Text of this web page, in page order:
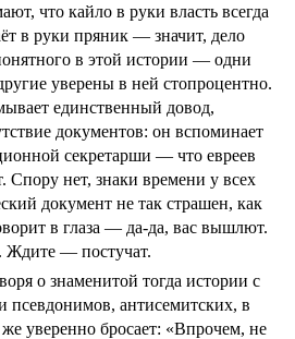
что кайло в руки власть всегда
в руки пряник — значит, дело
в этой истории — одни
уверены в ней стопроцентно.
единственный довод,
документов: он вспоминает
секретарши — что евреев
Спору нет, знаки времени у всех
документ не так страшен, как
в глаза — да-да, вас вышлют.
Ждите — постучат.
о знаменитой тогда истории с
псевдонимов, антисемитских, в
уверенно бросает: «Впрочем, не